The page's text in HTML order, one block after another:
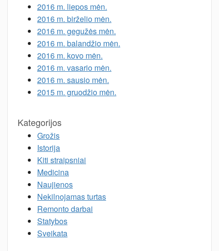
2016 m. liepos mėn.
2016 m. birželio mėn.
2016 m. gegužės mėn.
2016 m. balandžio mėn.
2016 m. kovo mėn.
2016 m. vasario mėn.
2016 m. sausio mėn.
2015 m. gruodžio mėn.
Kategorijos
Grožis
Istorija
Kiti straipsniai
Medicina
Naujienos
Nekilnojamas turtas
Remonto darbai
Statybos
Sveikata